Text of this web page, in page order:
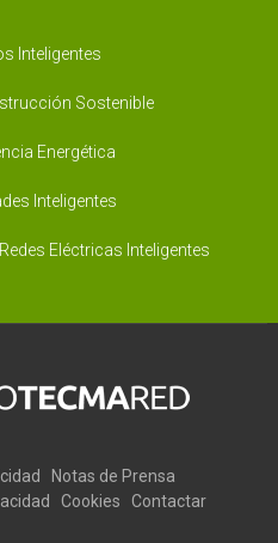
Inteligentes
Sostenible
Energética
Inteligentes
Eléctricas Inteligentes
Notas de Prensa
Cookies Contactar